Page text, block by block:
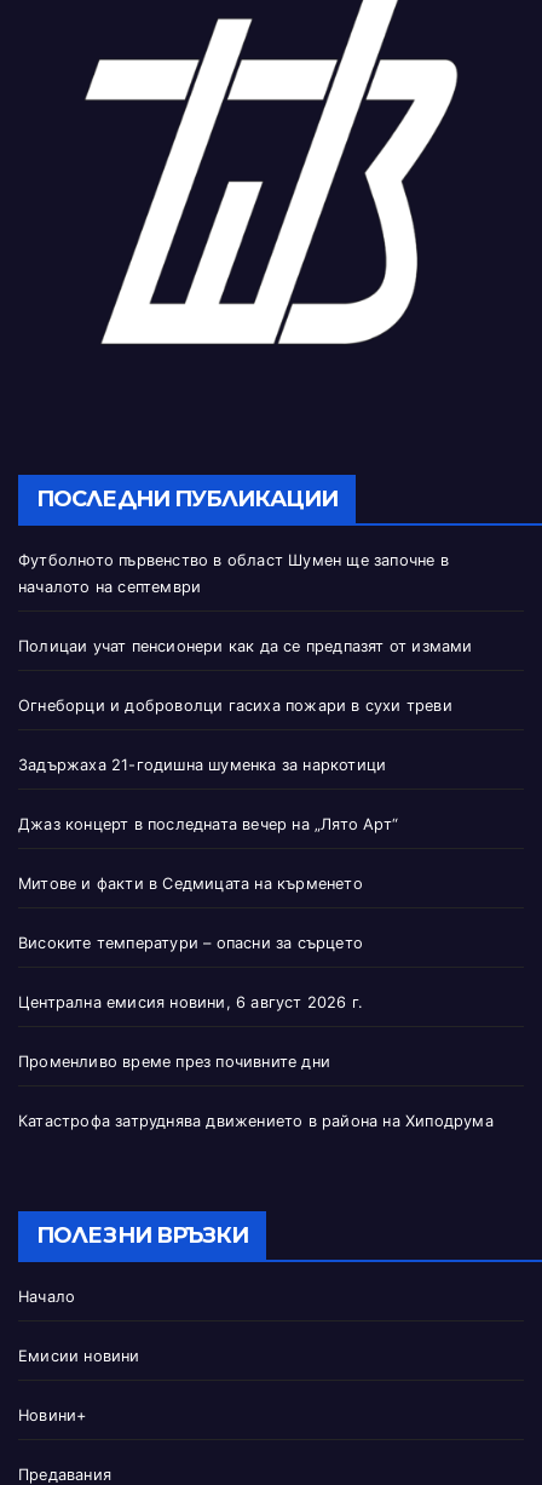
ПОСЛЕДНИ ПУБЛИКАЦИИ
Футболното първенство в област Шумен ще започне в
началото на септември
Полицаи учат пенсионери как да се предпазят от измами
Огнеборци и доброволци гасиха пожари в сухи треви
Задържаха 21-годишна шуменка за наркотици
Джаз концерт в последната вечер на „Лято Арт“
Митове и факти в Седмицата на кърменето
Високите температури – опасни за сърцето
Централна емисия новини, 6 август 2026 г.
Променливо време през почивните дни
Катастрофа затруднява движението в района на Хиподрума
ПОЛЕЗНИ ВРЪЗКИ
Начало
Емисии новини
Новини+
Предавания